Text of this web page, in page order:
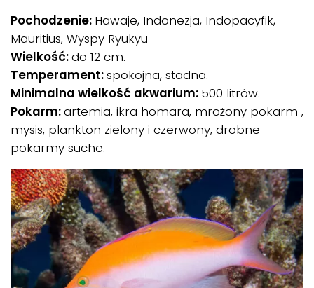
Pochodzenie: Hawaje, Indonezja, Indopacyfik,
Mauritius, Wyspy Ryukyu
Wielkość:do 12 cm.
Temperament:spokojna, stadna.
Minimalna wielkość akwarium: 500 litrów.
Pokarm:artemia, ikra homara, mrożony pokarm ,
mysis, plankton zielony i czerwony, drobne
pokarmy suche.